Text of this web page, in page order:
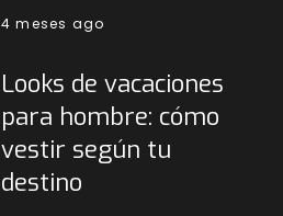
4 meses ago
Looks de vacaciones
para hombre: cómo
vestir según tu
destino